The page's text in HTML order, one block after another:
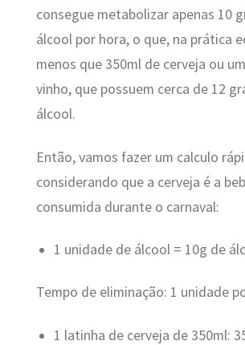
consegue metabolizar apenas 10
álcool por hora, o que, na prática
menos que 350ml de cerveja ou
vinho, que possuem cerca de 12
álcool.
Então, vamos fazer um calculo
considerando que a cerveja é a
consumida durante o carnaval:
1 unidade de álcool = 10g de
Tempo de eliminação: 1 unidade
1 latinha de cerveja de 350ml: